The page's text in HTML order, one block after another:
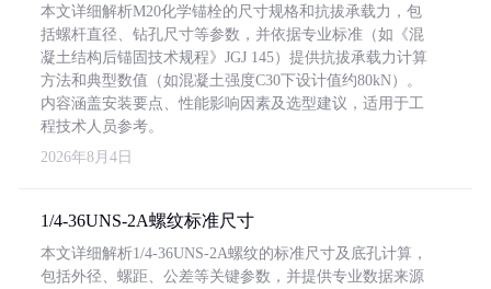
本文详细解析M20化学锚栓的尺寸规格和抗拔承载力，包
括螺杆直径、钻孔尺寸等参数，并依据专业标准（如《混
凝土结构后锚固技术规程》JGJ 145）提供抗拔承载力计算
方法和典型数值（如混凝土强度C30下设计值约80kN）。
内容涵盖安装要点、性能影响因素及选型建议，适用于工
程技术人员参考。
2026年8月4日
1/4-36UNS-2A螺纹标准尺寸
本文详细解析1/4-36UNS-2A螺纹的标准尺寸及底孔计算，
包括外径、螺距、公差等关键参数，并提供专业数据来源